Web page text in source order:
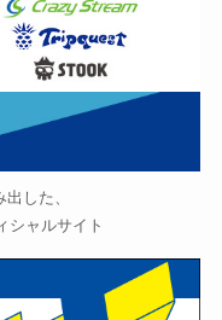
した、
シャルサイト